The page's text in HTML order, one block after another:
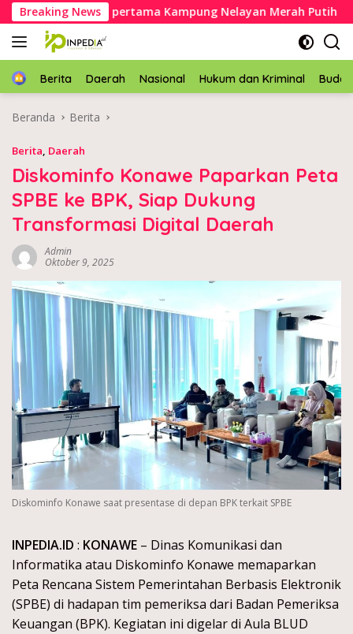
Langsung
ke
konten
Breaking News
batu pertama Kampung Nelayan Merah Putih di
HomeBerita Daerah Nasional Hukum dan Kriminal
Beranda Berita
Berita, Daerah
Diskominfo Konawe Paparkan Peta
SPBE ke BPK, Siap Dukung
Transformasi Digital Daerah
Admin
Oktober 9, 2025
Diskominfo Konawe saat presentase di depan BPK terkait SPBE
INPEDIA.ID : KONAWE – Dinas Komunikasi dan
Informatika atau Diskominfo Konawe memaparkan
Peta Rencana Sistem Pemerintahan Berbasis Elektronik
(SPBE) di hadapan tim pemeriksa dari Badan Pemeriksa
Keuangan (BPK). Kegiatan ini digelar di Aula BLUD